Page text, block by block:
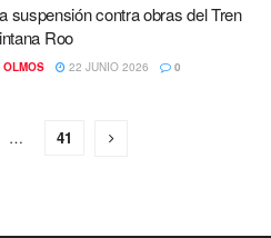
suspensión contra obras del Tren
Roo
22 JUNIO 2026 0
… 41